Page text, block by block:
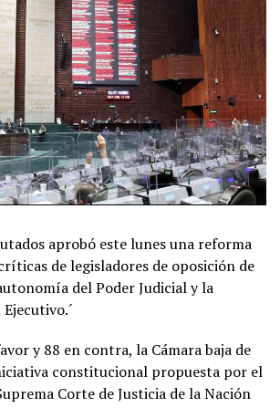
aprobó este lunes una reforma
de legisladores de oposición de
del Poder Judicial y la
y 88 en contra, la Cámara baja de
constitucional propuesta por el
Corte de Justicia de la Nación